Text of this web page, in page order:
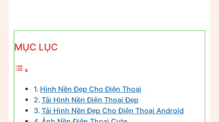
MỤC LỤC
Hình Nền Đẹp Cho Điện Thoại
Tải Hình Nền Điện Thoại Đẹp
Tải Hình Nền Đẹp Cho Điện Thoại Android